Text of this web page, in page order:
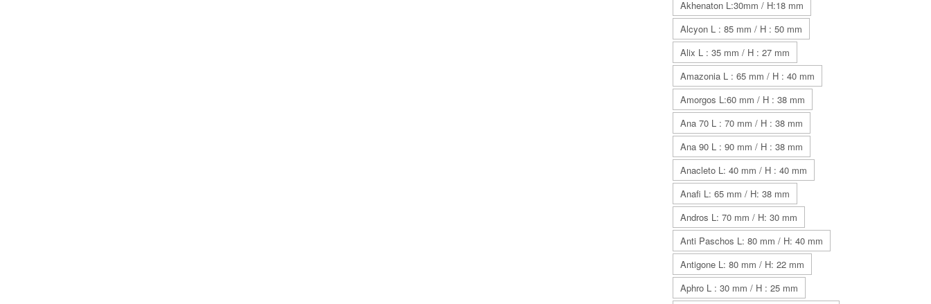
Akhenaton L:30mm / H:18 mm
Alcyon L : 85 mm / H : 50 mm
Alix L : 35 mm / H : 27 mm
Amazonia L : 65 mm / H : 40 mm
Amorgos L:60 mm / H : 38 mm
Ana 70 L : 70 mm / H : 38 mm
Ana 90 L : 90 mm / H : 38 mm
Anacleto L: 40 mm / H : 40 mm
Anafi L: 65 mm / H: 38 mm
Andros L: 70 mm / H: 30 mm
Anti Paschos L: 80 mm / H: 40 mm
Antigone L: 80 mm / H: 22 mm
Aphro L : 30 mm / H : 25 mm